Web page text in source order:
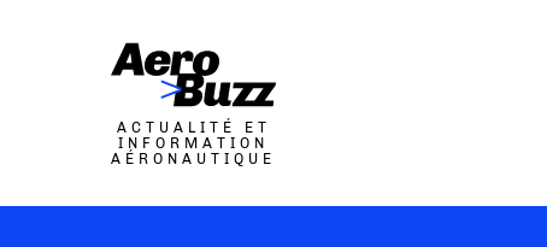
ACTUALITÉ ET
INFORMATION
AÉRONAUTIQUE